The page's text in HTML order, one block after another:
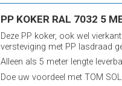
PP KOKER RAL 7032 5
Deze PP koker, ook wel
versteviging met PP lasdraad
Alleen als 5 meter lengte
Doe uw voordeel met TOM